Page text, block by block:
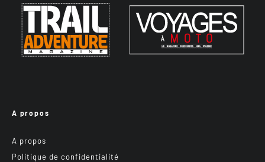
A propos
A propos
Politique de confidentialité